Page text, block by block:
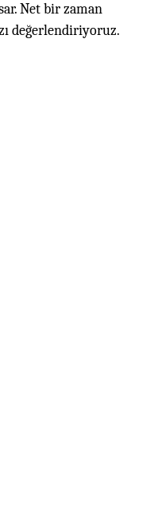
Net bir zaman
değerlendiriyoruz.